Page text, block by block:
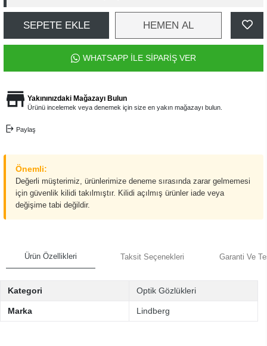
SEPETE EKLE HEMEN AL
WHATSAPP İLE SİPARİŞ VER
Yakınınızdaki Mağazayı Bulun
Ürünü incelemek veya denemek için size en yakın mağazayı bulun.
Paylaş
Önemli:
Değerli müşterimiz, ürünlerimize deneme sırasında zarar gelmemesi
için güvenlik kilidi takılmıştır. Kilidi açılmış ürünler iade veya
değişime tabi değildir.
Ürün Özellikleri Taksit Seçenekleri Garanti Ve
Kategori Optik Gözlükleri
Marka Lindberg